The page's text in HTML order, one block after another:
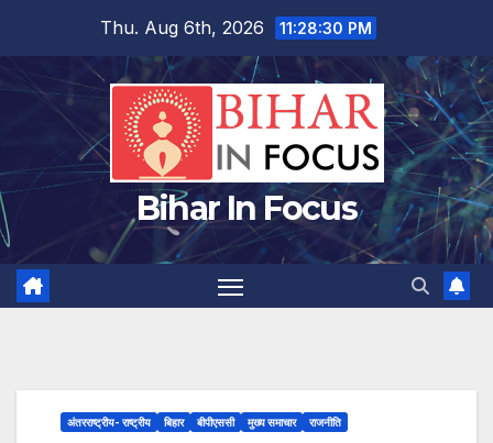
content
Thu. Aug 6th, 2026 11:28:31 PM
Bihar In Focus
अंतरराष्ट्रीय- राष्ट्रीय बिहार बीपीएससी मुख्य समाचार राजनीति